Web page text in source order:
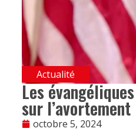
Actualité
Les
sur l’avortement
octobre 5, 2024